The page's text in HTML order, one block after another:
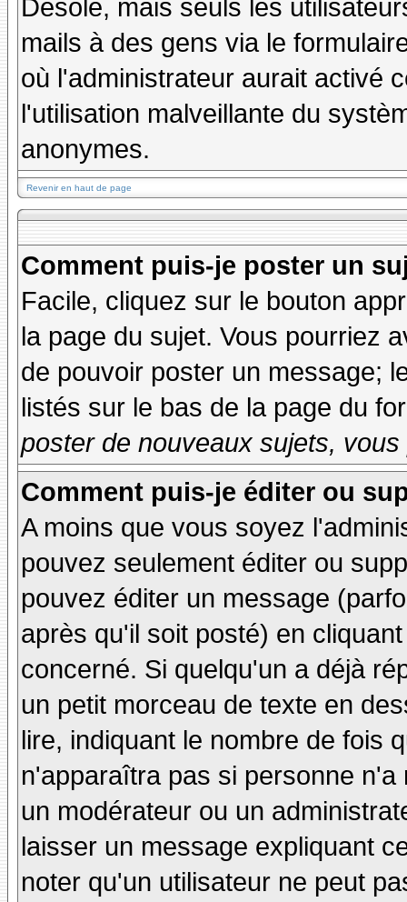
Désolé, mais seuls les
mails à des gens via le
où l'administrateur aurait activé
l'utilisation malveillante du
anonymes.
Revenir en haut de page
Comment puis-je poster un
Facile, cliquez sur le bouton
la page du sujet. Vous pourriez
de pouvoir poster un message;
listés sur le bas de la page du
poster de nouveaux sujets,
Comment puis-je éditer ou
A moins que vous soyez
pouvez seulement éditer ou
pouvez éditer un message
après qu'il soit posté) en
concerné. Si quelqu'un a déjà
un petit morceau de texte en
lire, indiquant le nombre de fois
n'apparaîtra pas si personne
un modérateur ou un
laisser un message expliquant
noter qu'un utilisateur ne peut